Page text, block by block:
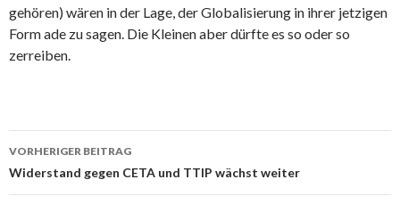
gehören) wären in der Lage, der Globalisierung in ihrer jetzigen
Form ade zu sagen. Die Kleinen aber dürfte es so oder so
zerreiben.
Beitrags-
Navigation
VORHERIGER BEITRAG
Widerstand gegen CETA und TTIP wächst weiter